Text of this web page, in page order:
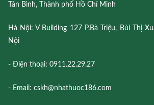
Tân Bình, Thành phố Hồ Chí Minh
Hà Nội: V Building 127 P.Bà Triệu, Bùi Thị
Nội
- Điện thoại: 0911.22.29.27
- Email: cskh@nhathuoc186.com